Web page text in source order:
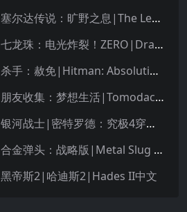
塞尔达传说：旷野之息|The Legend of Zelda: Breath of the Wild中文
七龙珠：电光炸裂！ZERO|Dragon Ball: Sparking! Zero中文
杀手：赦免|Hitman: Absolution汉化
朋友收集：梦想生活|Tomodachi Life: Living the Dream中文
银河战士|密特罗德：究极4穿越未知|Metroid Prime 4: Beyond中文
合金弹头：战略版|Metal Slug Tactics中文
黑帝斯2|哈迪斯2|Hades II中文